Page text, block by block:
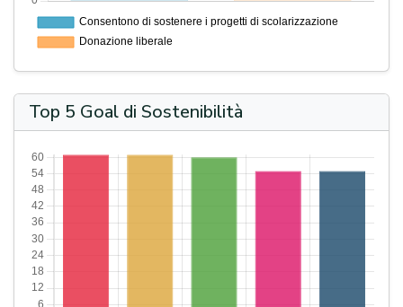
Top 5 Goal di Sostenibilità